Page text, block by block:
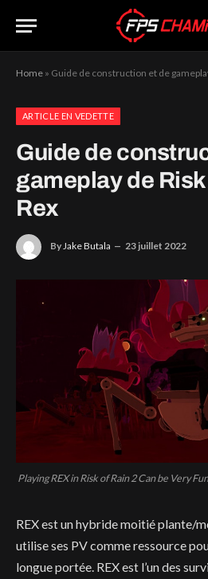
Home » Guide de construction et de
ARTICLE EN VEDETTE
Guide de
gameplay de
Rex
ByJake Butala 23 juillet 2022
Playing REX in Risk of Rain 2 Can be Very
REX est un hybride moitié plante/
utilise ses PV comme ressource
longue portée. REX est l’un des